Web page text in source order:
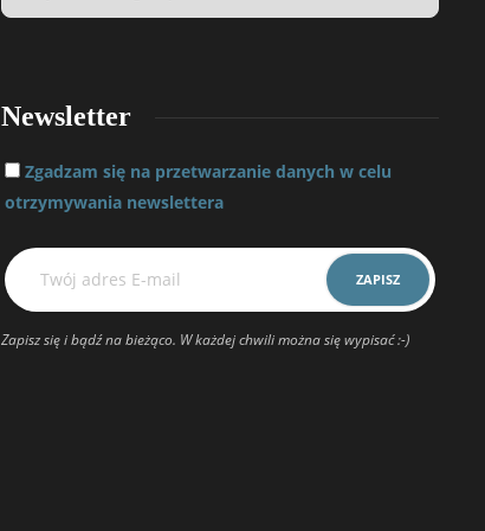
Newsletter
Zgadzam się na przetwarzanie danych w celu
otrzymywania newslettera
Zapisz się i bądź na bieżąco. W każdej chwili można się wypisać :-)